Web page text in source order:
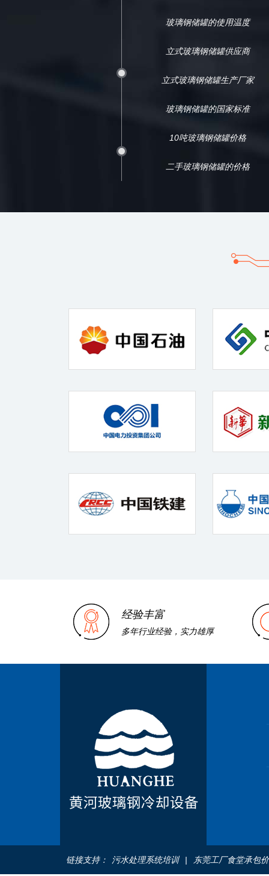
玻璃钢储罐的使用温度
立式玻璃钢储罐供应商
立式玻璃钢储罐生产厂家
玻璃钢储罐的国家标准
10吨玻璃钢储罐价格
二手玻璃钢储罐的价格
经验丰富
多年行业经验，实力雄厚
链接支持： 污水处理系统培训 | 东莞工厂食堂承包